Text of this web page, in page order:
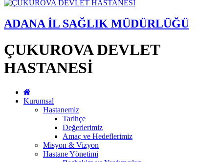
ADANA İL SAĞLIK MÜDÜRLÜĞÜ
ÇUKUROVA DEVLET
HASTANESİ
Kurumsal
Hastanemiz
Tarihçe
Değerlerimiz
Amaç ve Hedeflerimiz
Misyon & Vizyon
Hastane Yönetimi